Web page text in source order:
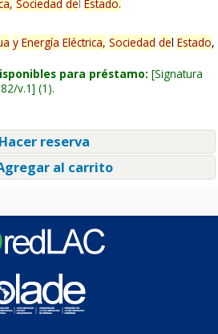
Sociedad del Estado.
y Energía Eléctrica, Sociedad del Estado,
para préstamo: Signatura
v.1 (1).
reserva
al carrito